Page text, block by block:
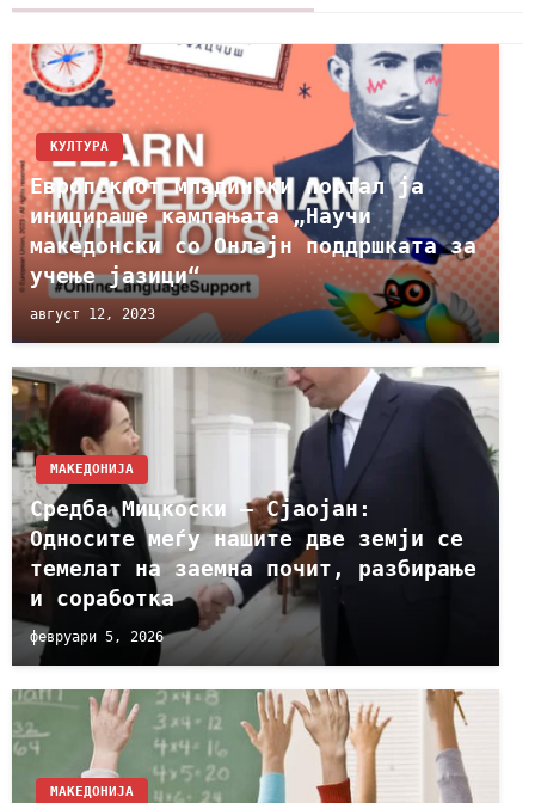
КУЛТУРА
Европскиот младински портал ја
иницираше кампањата „Научи
македонски со Онлајн поддршката за
учење јазици“
август 12, 2023
МАКЕДОНИЈА
Средба Мицкоски – Сјаојан:
Односите меѓу нашите две земји се
темелат на заемна почит, разбирање
и соработка
февруари 5, 2026
МАКЕДОНИЈА